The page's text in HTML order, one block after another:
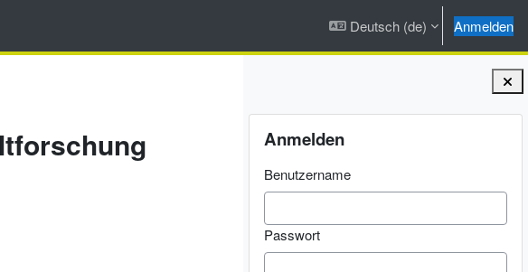
Deutsch ‎(de)‎ Anmelden
Blöcke
Anmelden
Benutzername
Passwort